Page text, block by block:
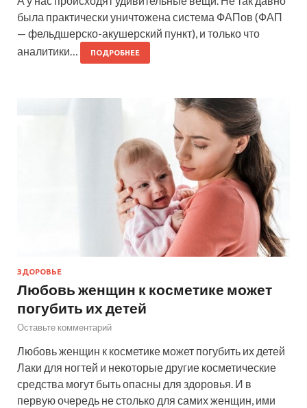
была практически уничтожена система ФАПов (ФАП
— фельдшерско-акушерский пункт), и только что
аналитики…
ПОДРОБНЕЕ
ЗДОРОВЬЕ
Любовь женщин к косметике может
погубить их детей
Оставьте комментарий
Любовь женщин к косметике может погубить их детей
Лаки для ногтей и некоторые другие косметические
средства могут быть опасны для здоровья. И в
первую очередь не столько для самих женщин, ими